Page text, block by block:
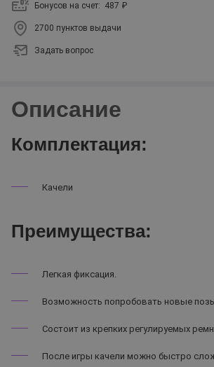
Бонусов на счет: 487 ₽
2700 пунктов выдачи
Задать вопрос
Описание
Комплектация:
Качели
Преимущества:
Легкая фиксация.
Возможность попробовать новые
Состоит из крепких регулируемых
После игры качели можно быстро